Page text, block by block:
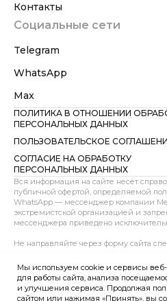
Контакты
Социальные сети
Telegram
WhatsApp
Max
ПОЛИТИКА В ОТНОШЕНИИ
ПЕРСОНАЛЬНЫХ ДАННЫХ
ПОЛЬЗОВАТЕЛЬСКОЕ
СОГЛАСИЕ НА ОБРАБОТКУ
ПЕРСОНАЛЬНЫХ ДАННЫХ
Вся информация на сайте несёт
публичной офертой, определяемой
WhatsApp — мессенджер компании
экстремистской организацией и
мессенджера приведено
Не направляйте через форму сайта
персональных данных, сведения о
несовершеннолетних, документах,
предварительного согласования
таких документов через e-mail или
подтверждает, что действует
Мы используем cookie и сервисы
для работы сайта, анализа
и улучшения сервиса. Продолжая
сайтом или нажимая «Принять», вы